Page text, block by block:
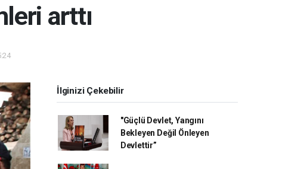
arttı
İlginizi Çekebilir
"Güçlü Devlet, Yangını
Bekleyen Değil Önleyen
Devlettir”